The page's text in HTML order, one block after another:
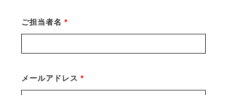
ご担当者名*
メールアドレス*